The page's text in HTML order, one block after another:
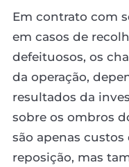
Em contrato com
em casos de
defeituosos, os
da operação,
resultados da
sobre os ombros
são apenas
reposição, mas